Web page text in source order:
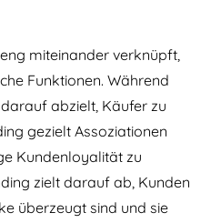
miteinander verknüpft,
Funktionen. Während
abzielt, Käufer zu
gezielt Assoziationen
Kundenloyalität zu
zielt darauf ab, Kunden
überzeugt sind und sie